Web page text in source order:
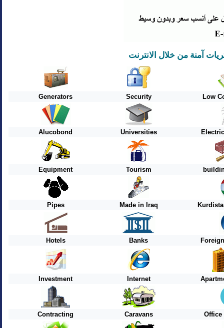
منة من خلال الانترنت
Generators Security Low
Alucobond Universities
Equipment Tourism
Pipes Made in Iraq
Hotels Banks Foreign
Investment Internet
Contracting Caravans Office